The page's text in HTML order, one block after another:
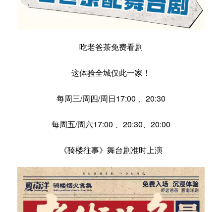
吃老爸茶免费看剧
这体验全城仅此一家！
每周三/周四/周日17:00 、20:30
每周五/周六17:00 、20:30、20:00
《骑楼往事》舞台剧准时上演